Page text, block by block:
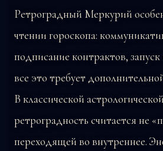
Ретроградный Меркурий
чтении гороскопа:
подписание контрактов,
все это требует
В классической
ретроградность считается не
переходящей во внутреннее.